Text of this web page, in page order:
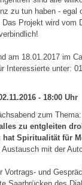
zu tun haben -
Projekt wird vom
am 18.01.2017 im
Interessierte unter:
- 18:00 Uhr
zum Thema:
zu entgleiten
hat Spiritualität für
mit der
Vortrags- und